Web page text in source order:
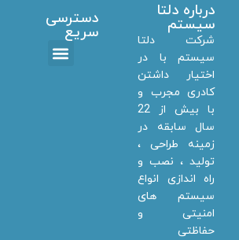
درباره دلتا
سیستم
شرکت دلتا
سیستم با در
اختیار داشتن
کادری مجرب و
با بیش از 22
سال سابقه در
زمینه طراحی ،
تولید ، نصب و
راه اندازی انواع
سیستم های
امنیتی و
حفاظتی
دسترسی
سریع